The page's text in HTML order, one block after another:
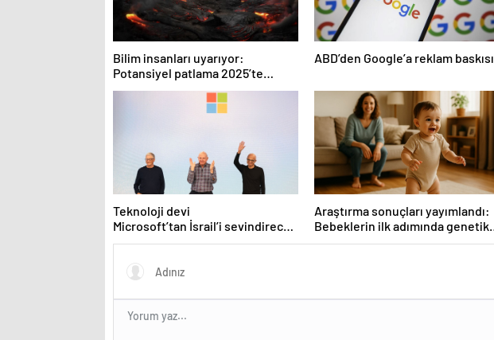
Bilim insanları uyarıyor:
Potansiyel patlama 2025’te
bekleniyor!
ABD’den Google’a reklam baskısı
Teknoloji devi
Microsoft’tan İsrail’i sevindirecek
haber
Araştırma sonuçları yayımlandı:
Bebeklerin ilk adımında genetik
ve çevre etkisi